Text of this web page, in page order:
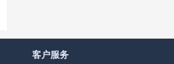
客户服务